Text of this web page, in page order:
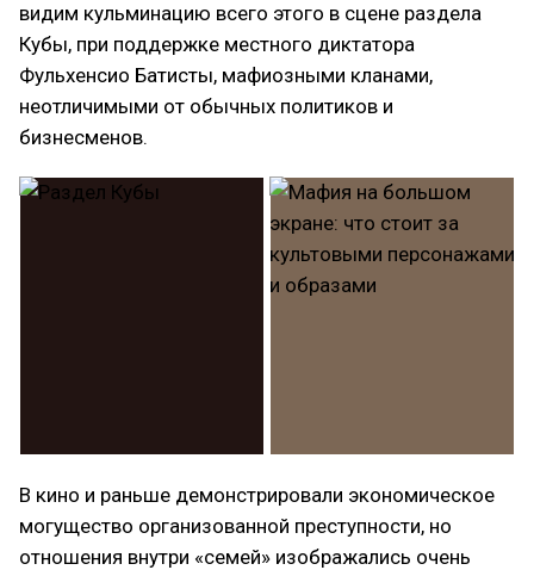
видим кульминацию всего этого в сцене раздела
Кубы, при поддержке местного диктатора
Фульхенсио Батисты, мафиозными кланами,
неотличимыми от обычных политиков и
бизнесменов.
В кино и раньше демонстрировали экономическое
могущество организованной преступности, но
отношения внутри «семей» изображались очень